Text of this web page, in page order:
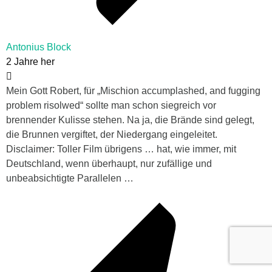
Antonius Block
2 Jahre her
Mein Gott Robert, für „Mischion accumplashed, and fugging
problem risolwed“ sollte man schon siegreich vor
brennender Kulisse stehen. Na ja, die Brände sind gelegt,
die Brunnen vergiftet, der Niedergang eingeleitet.
Disclaimer: Toller Film übrigens … hat, wie immer, mit
Deutschland, wenn überhaupt, nur zufällige und
unbeabsichtigte Parallelen …